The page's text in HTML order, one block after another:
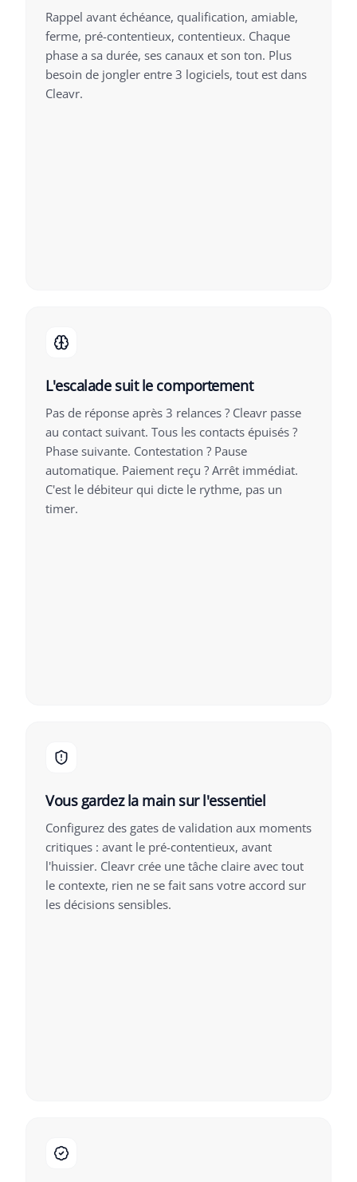
Rappel avant échéance, qualification, amiable,
ferme, pré-contentieux, contentieux. Chaque
phase a sa durée, ses canaux et son ton. Plus
besoin de jongler entre 3 logiciels, tout est dans
Cleavr.
L'escalade suit le comportement
Pas de réponse après 3 relances ? Cleavr passe
au contact suivant. Tous les contacts épuisés ?
Phase suivante. Contestation ? Pause
automatique. Paiement reçu ? Arrêt immédiat.
C'est le débiteur qui dicte le rythme, pas un
timer.
Vous gardez la main sur l'essentiel
Configurez des gates de validation aux moments
critiques : avant le pré-contentieux, avant
l'huissier. Cleavr crée une tâche claire avec tout
le contexte, rien ne se fait sans votre accord sur
les décisions sensibles.